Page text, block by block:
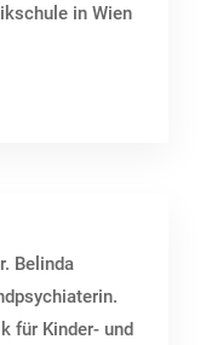
in Wien
Belinda
für Kinder- und